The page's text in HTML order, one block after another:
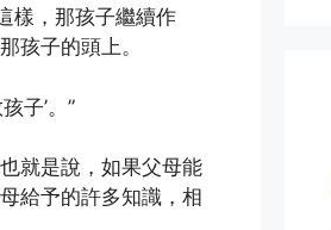
樣，那孩子繼續作
孩子的頭上。
子’。”
就是說，如果父母能
給予的許多知識，相